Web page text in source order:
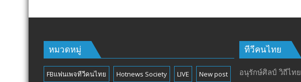
หมวดหมู่
FBแฟนเพจทีวีคนไทย Hotnews Society LIVE New post
ทีวีคนไทย
อนุรักษ์ศิลป์ วิถีไทย